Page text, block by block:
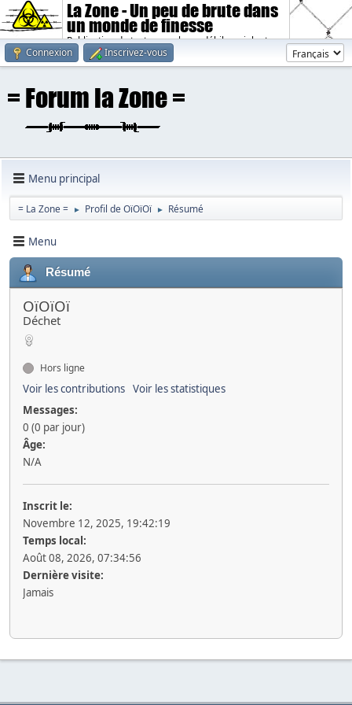
La Zone - Un peu de brute dans
un monde de finesse
Publication de textes sombres, débiles, violents.
Connexion
Inscrivez-vous
Menu principal
= La Zone = ► Profil de OïOïOï ► Résumé
Menu
Résumé
OïOïOï
Déchet
Hors ligne
Voir les contributions Voir les statistiques
Messages:
0 (0 par jour)
Âge:
N/A
Inscrit le:
Novembre 12, 2025, 19:42:19
Temps local:
Août 08, 2026, 07:34:56
Dernière visite:
Jamais